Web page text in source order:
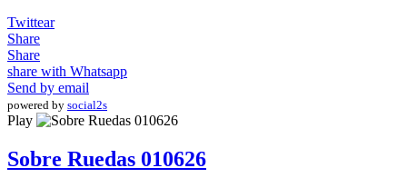
Twittear
Share
Share
share with Whatsapp
Send by email
powered by social2s
Play
Sobre Ruedas 010626